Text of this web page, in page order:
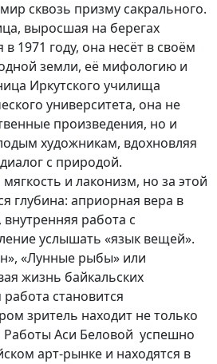
сквозь призму сакрального.
выросшая на берегах
1971 году, она несёт в своём
земли, её мифологию и
Иркутского училища
университета, она не
произведения, но и
художникам, вдохновляя
с природой.
и лаконизм, но за этой
глубина: априорная вера в
внутренняя работа с
услышать «язык вещей».
«Лунные рыбы» или
жизнь байкальских
становится
зритель находит не только
Работы Аси Беловой успешно
арт-рынке и находятся в